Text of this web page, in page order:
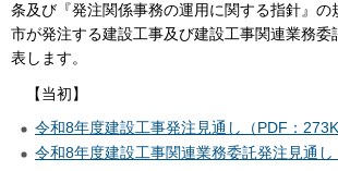
条及び『発注関係事務の運用に関する指針』の
市が発注する建設工事及び建設工事関連業務委
表します。
【当初】
令和8年度建設工事発注見通し（PDF：
令和8年度建設工事関連業務委託発注見通し